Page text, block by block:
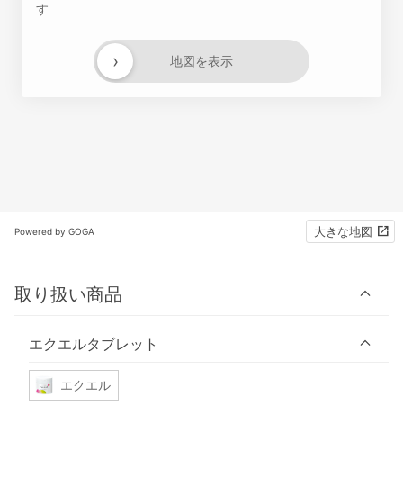
す
地図を表示
›
Powered by GOGA 大きな地図
取り扱い商品
エクエルタブレット
エクエル